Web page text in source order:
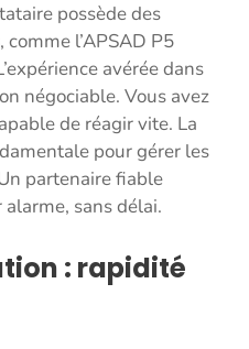
possède des
, comme l’APSAD P5
avérée dans
négociable. Vous avez
de réagir vite. La
pour gérer les
partenaire fiable
sans délai.
: rapidité